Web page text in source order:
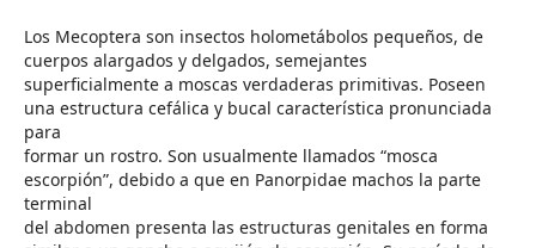
Los Mecoptera son insectos holometábolos pequeños, de
cuerpos alargados y delgados, semejantes
superficialmente a moscas verdaderas primitivas. Poseen
una estructura cefálica y bucal característica pronunciada
para
formar un rostro. Son usualmente llamados “mosca
escorpión”, debido a que en Panorpidae machos la parte
terminal
del abdomen presenta las estructuras genitales en forma